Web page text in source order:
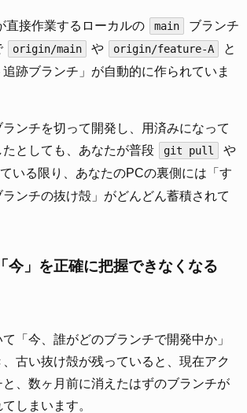
直接作業するローカルの main
ブランチ
origin/main や origin/feature-A
と
跡ブランチ」が自動的に作られていま
ンチを切って開発し、用済みになって
たとしても、あなたが普段
git pull
や
いる限り、あなたのPCの裏側には「す
ンチの抜け殻」がどんどん蓄積されて
今」を正確に把握できなくなる
「今、誰がどのブランチで開発中か」
古い抜け殻が残っていると、現在アク
、数ヶ月前に消えたはずのブランチが
しまいます。